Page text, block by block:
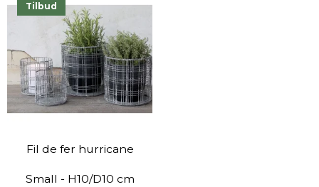
Tilbud
Fil de fer hurricane
Small - H10/D10 cm